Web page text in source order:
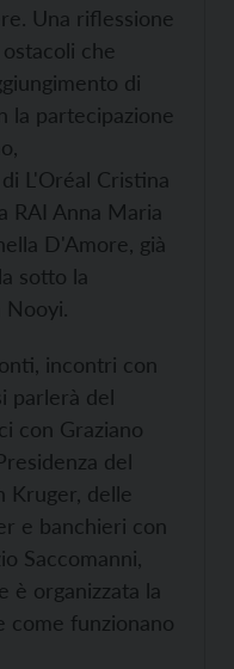
Una riflessione
che
di
la partecipazione
L'Oréal Cristina
RAI Anna Maria
D'Amore, già
sotto la
Nooyi.
incontri con
parlerà del
con Graziano
del
Kruger, delle
e banchieri con
Saccomanni,
è organizzata la
come funzionano